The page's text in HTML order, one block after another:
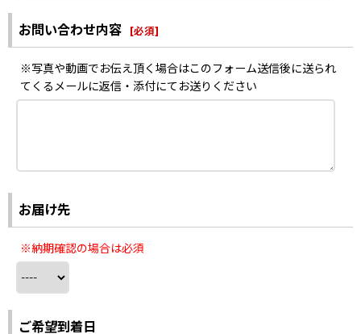
お問い合わせ内容 [必須]
※写真や動画でお伝え頂く場合はこのフォーム送信後に送られ
てくるメールに返信・添付にてお送りください
お届け先
※納期確認の場合は必須
ご希望到着日